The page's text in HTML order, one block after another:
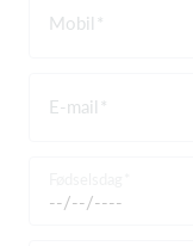
Mobil
E-mail